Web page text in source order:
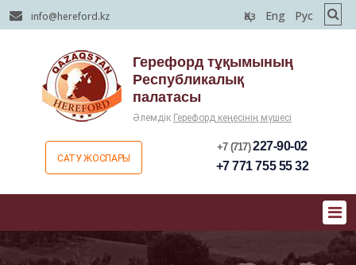
info@hereford.kz Қаз Eng Рус
Герефорд тұқымының
Республикалық
палатасы
Әлемдік Герефорд кеңесінің мүшесі
САТУ ЖОСПАРЫ
+7 (717)227-90-02
+7 771 755 55 32